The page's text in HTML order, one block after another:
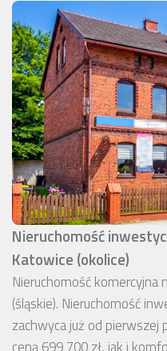
Nieruchomość
Katowice (okolice)
Nieruchomość komercyjna
(śląskie). Nieruchomość
zachwyca już od pierwszej
ceną 699 700 zł, jak i